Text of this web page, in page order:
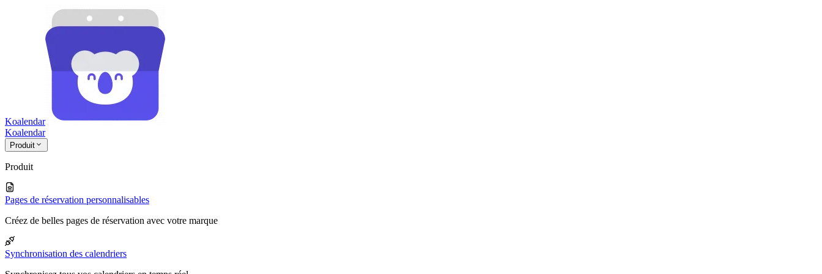
Koalendar
Koalendar
Produit
Produit
Pages de réservation personnalisables
Créez de belles pages de réservation avec votre marque
Synchronisation des calendriers